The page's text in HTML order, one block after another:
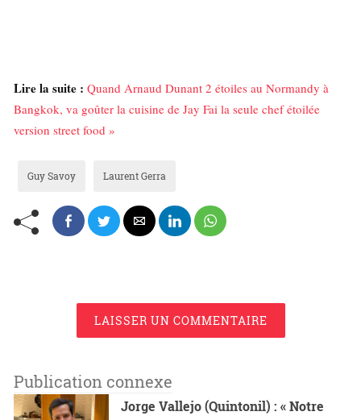
Lire la suite : Quand Arnaud Dunant 2 étoiles au Normandy à
Bangkok, va goûter la cuisine de Jay Fai la seule chef étoilée
version street food »
Guy Savoy Laurent Gerra
LAISSER UN COMMENTAIRE
Publication connexe
Jorge Vallejo (Quintonil) : « Notre